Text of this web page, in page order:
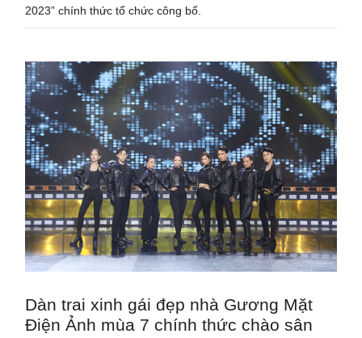
2023” chính thức tổ chức công bố.
Dàn trai xinh gái đẹp nhà Gương Mặt
Điện Ảnh mùa 7 chính thức chào sân